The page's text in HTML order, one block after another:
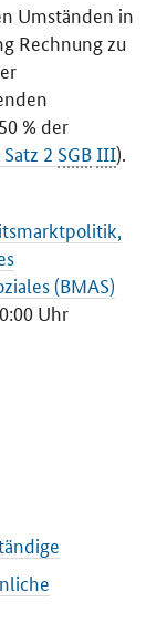
Umständen in
Rechnung zu
% der
2 SGBIII).
(BMAS)
Uhr